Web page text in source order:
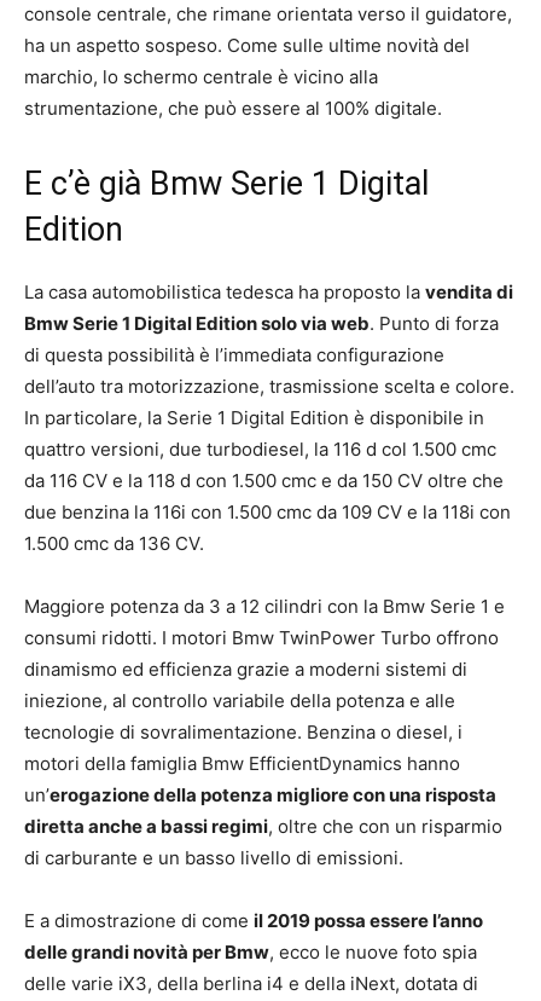
console centrale, che rimane orientata verso il guidatore,
ha un aspetto sospeso. Come sulle ultime novità del
marchio, lo schermo centrale è vicino alla
strumentazione, che può essere al 100% digitale.
E c’è già Bmw Serie 1 Digital
Edition
La casa automobilistica tedesca ha proposto la vendita di
Bmw Serie 1 Digital Edition solo via web. Punto di forza
di questa possibilità è l’immediata configurazione
dell’auto tra motorizzazione, trasmissione scelta e colore.
In particolare, la Serie 1 Digital Edition è disponibile in
quattro versioni, due turbodiesel, la 116 d col 1.500 cmc
da 116 CV e la 118 d con 1.500 cmc e da 150 CV oltre che
due benzina la 116i con 1.500 cmc da 109 CV e la 118i con
1.500 cmc da 136 CV.
Maggiore potenza da 3 a 12 cilindri con la Bmw Serie 1 e
consumi ridotti. I motori Bmw TwinPower Turbo offrono
dinamismo ed efficienza grazie a moderni sistemi di
iniezione, al controllo variabile della potenza e alle
tecnologie di sovralimentazione. Benzina o diesel, i
motori della famiglia Bmw EfficientDynamics hanno
un’erogazione della potenza migliore con una risposta
diretta anche a bassi regimi, oltre che con un risparmio
di carburante e un basso livello di emissioni.
E a dimostrazione di come il 2019 possa essere l’anno
delle grandi novità per Bmw, ecco le nuove foto spia
delle varie iX3, della berlina i4 e della iNext, dotata di